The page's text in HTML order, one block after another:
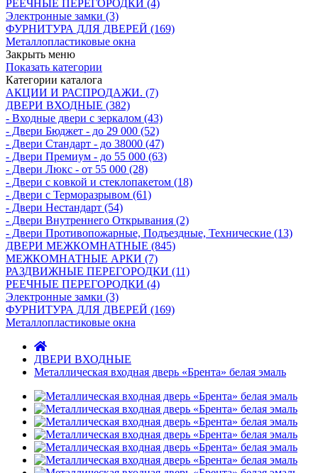
РЕЕЧНЫЕ ПЕРЕГОРОДКИ (4)
Электронные замки (3)
ФУРНИТУРА ДЛЯ ДВЕРЕЙ (169)
Металлопластиковые окна
Закрыть меню
Показать категории
Категории каталога
АКЦИИ И РАСПРОДАЖИ. (7)
ДВЕРИ ВХОДНЫЕ (382)
- Входные двери с зеркалом (43)
- Двери Бюджeт - до 29 000 (52)
- Двери Стaндaрт - до 38000 (47)
- Двери Прeмиум - до 55 000 (63)
- Двери Люкс - от 55 000 (28)
- Двери с кoвкой и стеклопакетом (18)
- Двери с Терморазрывом (61)
- Двери Нecтaндaрт (54)
- Двери Внутреннего Открывания (2)
- Двери Противопожарные, Подъездные, Технические (13)
ДВЕРИ МЕЖКОМНАТНЫЕ (845)
МЕЖКОМНАТНЫЕ АРКИ (7)
РАЗДВИЖНЫЕ ПЕРЕГОРОДКИ (11)
РЕЕЧНЫЕ ПЕРЕГОРОДКИ (4)
Электронные замки (3)
ФУРНИТУРА ДЛЯ ДВЕРЕЙ (169)
Металлопластиковые окна
ДВЕРИ ВХОДНЫЕ
Металлическая входная дверь «Брента» белая эмаль